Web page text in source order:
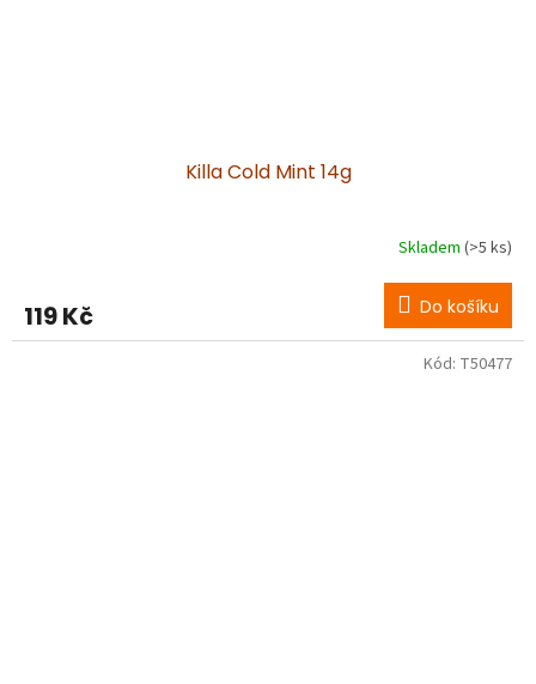
Killa Cold Mint 14g
Skladem (>5 ks)
119 Kč Do košíku
Kód: T50477